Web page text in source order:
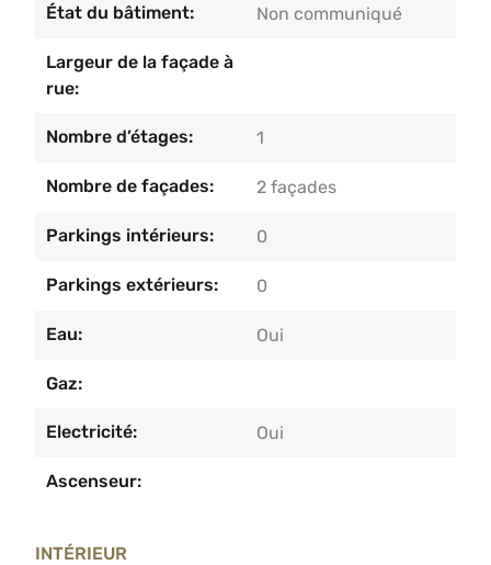
État du bâtiment: Non communiqué
Largeur de la façade à
rue:
Nombre d’étages: 1
Nombre de façades: 2 façades
Parkings intérieurs: 0
Parkings extérieurs: 0
Eau: Oui
Gaz:
Electricité: Oui
Ascenseur:
INTÉRIEUR